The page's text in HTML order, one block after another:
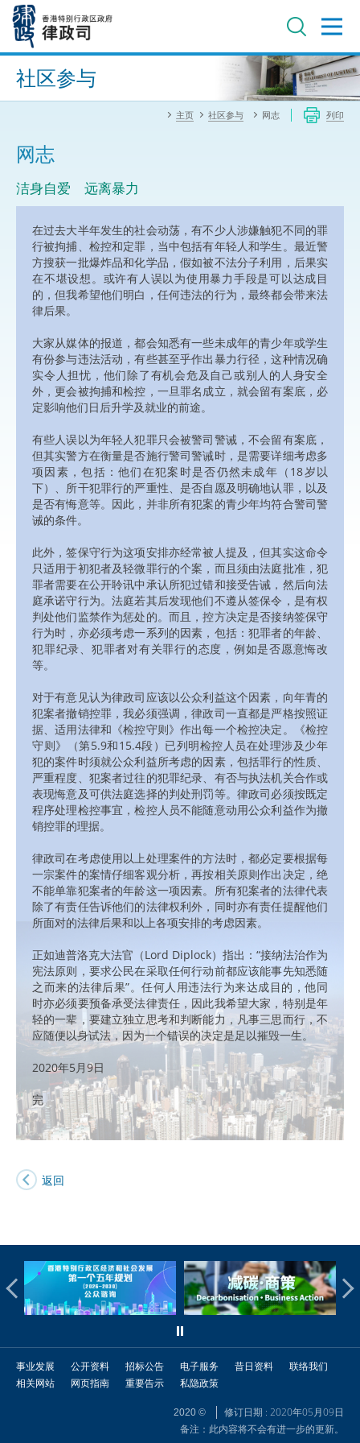
内
进阶搜寻
社区参与
主页 社区参与 网志 列印
网志
洁身自爱 远离暴力
在过去大半年发生的社会动荡，有不少人涉嫌触犯不同的罪
行被拘捕、检控和定罪，当中包括有年轻人和学生。最近警
方搜获一批爆炸品和化学品，假如被不法分子利用，后果实
在不堪设想。或许有人误以为使用暴力手段是可以达成目
的，但我希望他们明白，任何违法的行为，最终都会带来法
律后果。
大家从媒体的报道，都会知悉有一些未成年的青少年或学生
有份参与违法活动，有些甚至乎作出暴力行径，这种情况确
实令人担忧，他们除了有机会危及自己或别人的人身安全
外，更会被拘捕和检控，一旦罪名成立，就会留有案底，必
定影响他们日后升学及就业的前途。
有些人误以为年轻人犯罪只会被警司警诫，不会留有案底，
但其实警方在衡量是否施行警司警诫时，是需要详细考虑多
项因素，包括：他们在犯案时是否仍然未成年（18岁以
下）、所干犯罪行的严重性、是否自愿及明确地认罪，以及
是否有悔意等。因此，并非所有犯案的青少年均符合警司警
诫的条件。
此外，签保守行为这项安排亦经常被人提及，但其实这命令
只适用于初犯者及轻微罪行的个案，而且须由法庭批准，犯
罪者需要在公开聆讯中承认所犯过错和接受告诫，然后向法
庭承诺守行为。法庭若其后发现他们不遵从签保令，是有权
判处他们监禁作为惩处的。而且，控方决定是否接纳签保守
行为时，亦必须考虑一系列的因素，包括：犯罪者的年龄、
犯罪纪录、犯罪者对有关罪行的态度，例如是否愿意悔改
等。
对于有意见认为律政司应该以公众利益这个因素，向年青的
犯案者撤销控罪，我必须强调，律政司一直都是严格按照证
据、适用法律和《检控守则》作出每一个检控决定。《检控
守则》（第5.9和15.4段）已列明检控人员在处理涉及少年
犯的案件时须就公众利益所考虑的因素，包括罪行的性质、
严重程度、犯案者过往的犯罪纪录、有否与执法机关合作或
表现悔意及可供法庭选择的判处刑罚等。律政司必须按既定
程序处理检控事宜，检控人员不能随意动用公众利益作为撤
销控罪的理据。
律政司在考虑使用以上处理案件的方法时，都必定要根据每
一宗案件的案情仔细客观分析，再按相关原则作出决定，绝
不能单靠犯案者的年龄这一项因素。所有犯案者的法律代表
除了有责任告诉他们的法律权利外，同时亦有责任提醒他们
所面对的法律后果和以上各项安排的考虑因素。
正如迪普洛克大法官（Lord Diplock）指出：“接纳法治作为
宪法原则，要求公民在采取任何行动前都应该能事先知悉随
之而来的法律后果”。任何人用违法行为来达成目的，他同
时亦必须要预备承受法律责任，因此我希望大家，特别是年
轻的一辈，要建立独立思考和判断能力，凡事三思而行，不
应随便以身试法，因为一个错误的决定是足以摧毁一生。
2020年5月9日
完
返回
事业发展 公开资料 招标公告 电子服务 昔日资料
联络我们
相关网站
网页指南 重要告示 私隐政策
2020 ©
修订日期 : 2020年05月09日
备注：此内容将不会有进一步的更新。